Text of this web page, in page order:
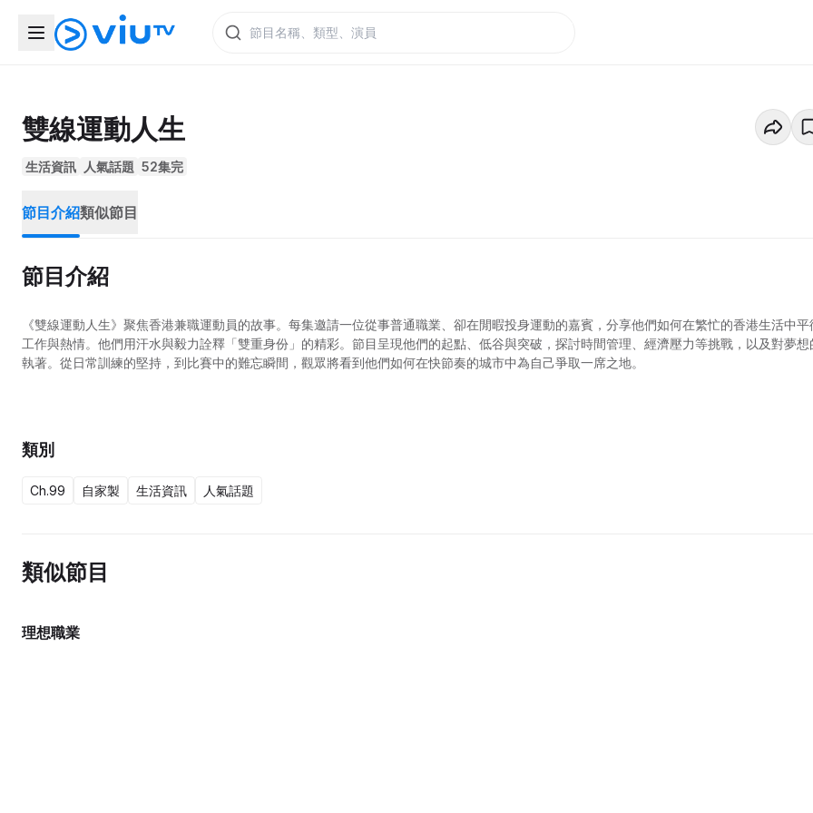
雙線運動人生
生活資訊 人氣話題 52集完
節目介紹類似節目
節目介紹
《雙線運動人生》聚焦香港兼職運動員的故事。每集邀請一位從事普通職業、卻在閒暇投身運動的嘉賓，分享他們如何在繁忙的香港生活中平
工作與熱情。他們用汗水與毅力詮釋「雙重身份」的精彩。節目呈現他們的起點、低谷與突破，探討時間管理、經濟壓力等挑戰，以及對夢想
執著。從日常訓練的堅持，到比賽中的難忘瞬間，觀眾將看到他們如何在快節奏的城市中為自己爭取一席之地。
類別
Ch.99 自家製 生活資訊 人氣話題
類似節目
理想職業